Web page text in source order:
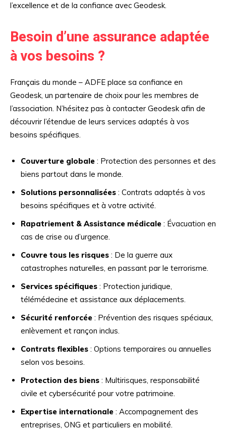
l’excellence et de la confiance avec Geodesk.
Besoin d’une assurance adaptée
à vos besoins ?
Français du monde – ADFE place sa confiance en
Geodesk, un partenaire de choix pour les membres de
l’association. N’hésitez pas à contacter Geodesk afin de
découvrir l’étendue de leurs services adaptés à vos
besoins spécifiques.
Couverture globale : Protection des personnes et des
biens partout dans le monde.
Solutions personnalisées : Contrats adaptés à vos
besoins spécifiques et à votre activité.
Rapatriement & Assistance médicale : Évacuation en
cas de crise ou d’urgence.
Couvre tous les risques : De la guerre aux
catastrophes naturelles, en passant par le terrorisme.
Services spécifiques : Protection juridique,
télémédecine et assistance aux déplacements.
Sécurité renforcée : Prévention des risques spéciaux,
enlèvement et rançon inclus.
Contrats flexibles : Options temporaires ou annuelles
selon vos besoins.
Protection des biens : Multirisques, responsabilité
civile et cybersécurité pour votre patrimoine.
Expertise internationale : Accompagnement des
entreprises, ONG et particuliers en mobilité.